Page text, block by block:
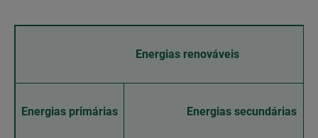
Energias renováveis
Energias primárias Energias secundárias